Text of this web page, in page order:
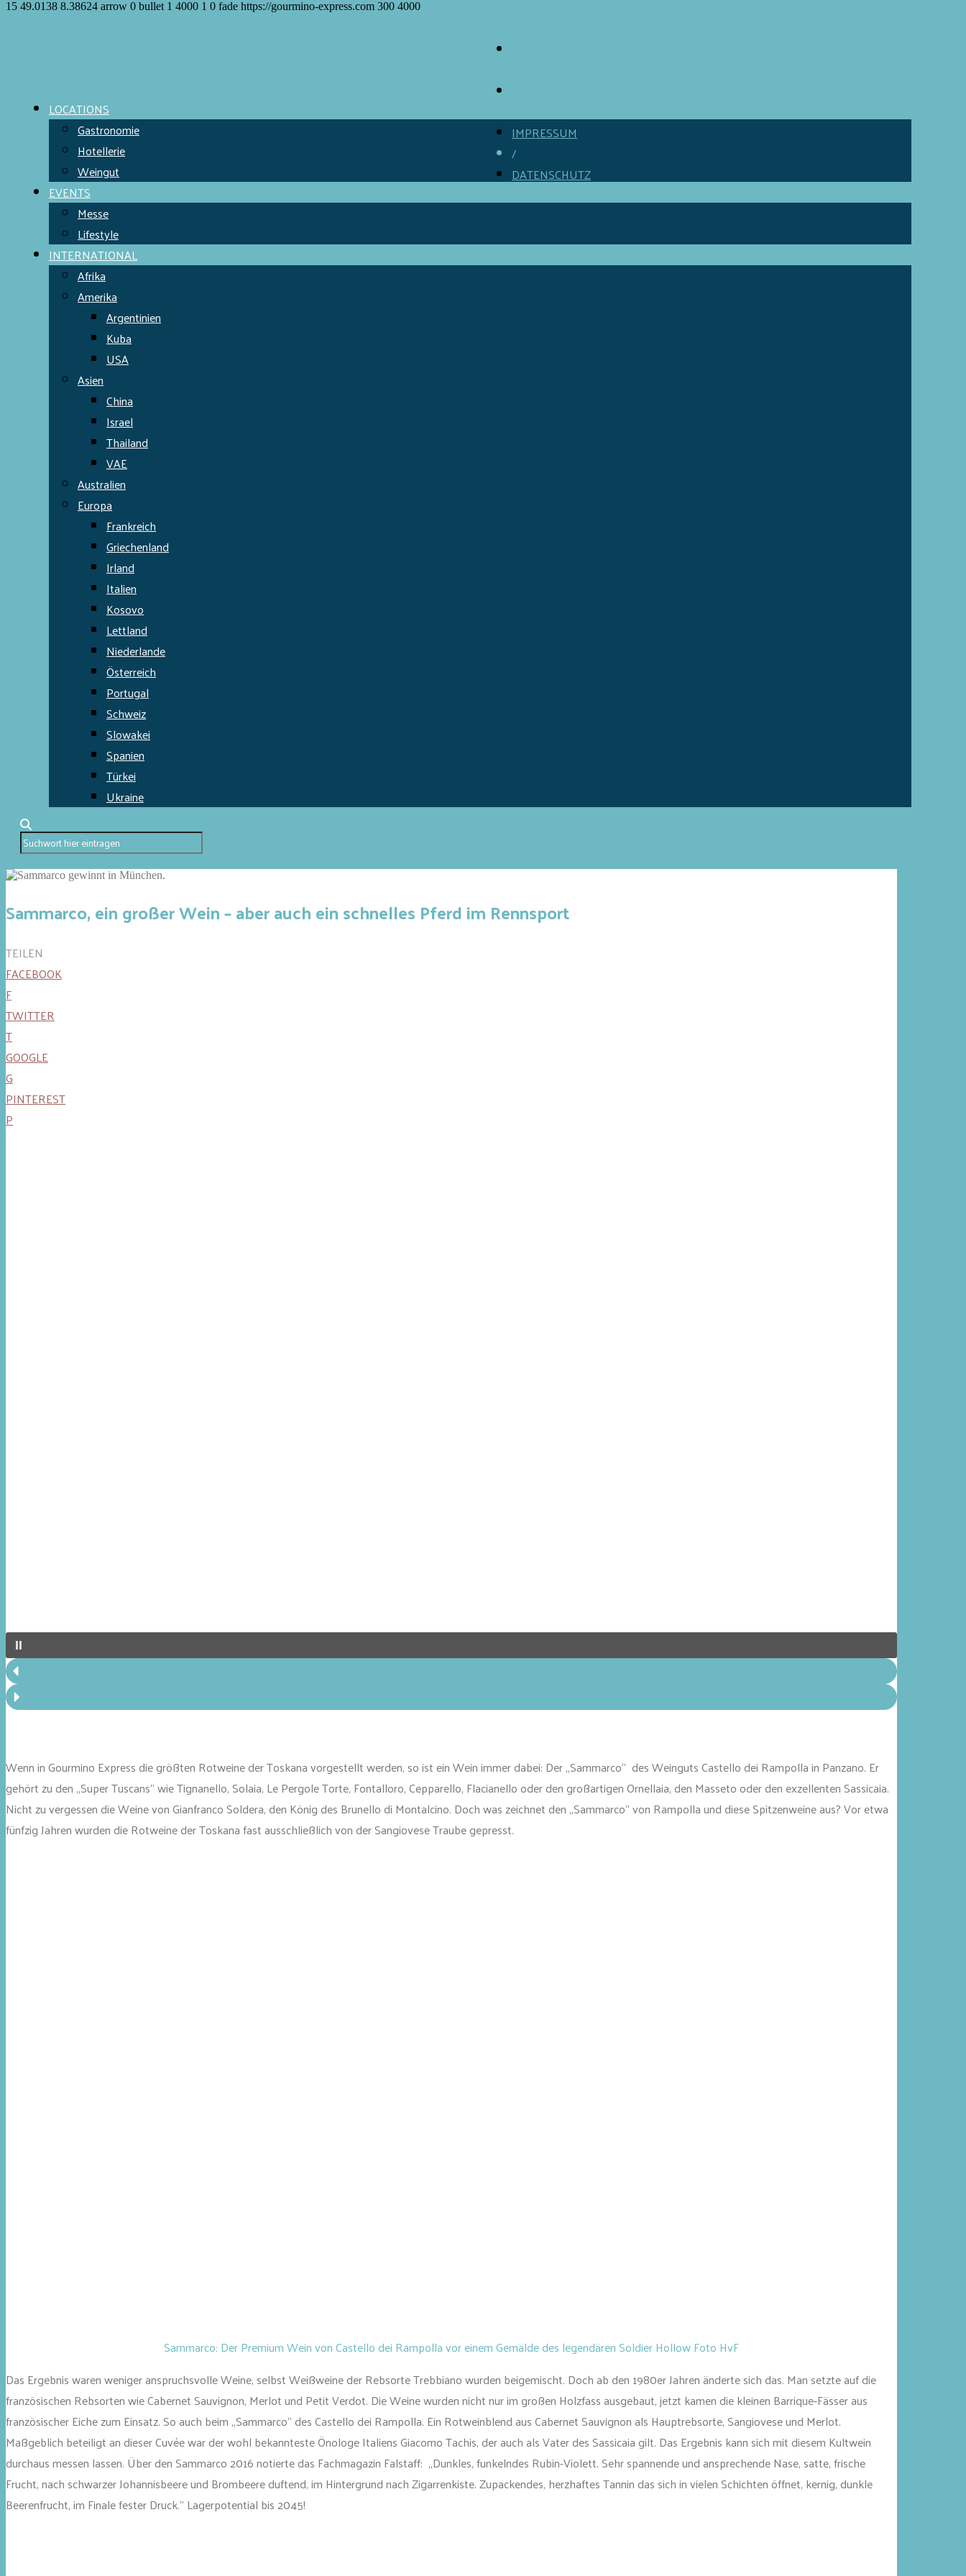
15 49.0138 8.38624 arrow 0 bullet 1 4000 1 0 fade https://gourmino-express.com 300 4000
IMPRESSUM
/
DATENSCHUTZ
LOCATIONS
Gastronomie
Hotellerie
Weingut
EVENTS
Messe
Lifestyle
INTERNATIONAL
Afrika
Amerika
Argentinien
Kuba
USA
Asien
China
Israel
Thailand
VAE
Australien
Europa
Frankreich
Griechenland
Irland
Italien
Kosovo
Lettland
Niederlande
Österreich
Portugal
Schweiz
Slowakei
Spanien
Türkei
Ukraine
Sammarco, ein großer Wein – aber auch ein schnelles Pferd im Rennsport
TEILEN
FACEBOOK
F
TWITTER
T
GOOGLE
G
PINTEREST
P
Wenn in Gourmino Express die größten Rotweine der Toskana vorgestellt werden, so ist ein Wein immer dabei: Der „Sammarco“ des Weinguts Castello dei Rampolla in Panzano. Er
gehört zu den „Super Tuscans“ wie Tignanello, Solaia, Le Pergole Torte, Fontalloro, Cepparello, Flacianello oder den großartigen Ornellaia, den Masseto oder den exzellenten Sassicaia.
Nicht zu vergessen die Weine von Gianfranco Soldera, den König des Brunello di Montalcino. Doch was zeichnet den „Sammarco“ von Rampolla und diese Spitzenweine aus? Vor etwa
fünfzig Jahren wurden die Rotweine der Toskana fast ausschließlich von der Sangiovese Traube gepresst.
Sammarco: Der Premium Wein von Castello dei Rampolla vor einem Gemälde des legendären Soldier Hollow Foto HvF
Das Ergebnis waren weniger anspruchsvolle Weine, selbst Weißweine der Rebsorte Trebbiano wurden beigemischt. Doch ab den 1980er Jahren änderte sich das. Man setzte auf die
französischen Rebsorten wie Cabernet Sauvignon, Merlot und Petit Verdot. Die Weine wurden nicht nur im großen Holzfass ausgebaut, jetzt kamen die kleinen Barrique-Fässer aus
französischer Eiche zum Einsatz. So auch beim „Sammarco“ des Castello dei Rampolla. Ein Rotweinblend aus Cabernet Sauvignon als Hauptrebsorte, Sangiovese und Merlot.
Maßgeblich beteiligt an dieser Cuvée war der wohl bekannteste Önologe Italiens Giacomo Tachis, der auch als Vater des Sassicaia gilt. Das Ergebnis kann sich mit diesem Kultwein
durchaus messen lassen. Über den Sammarco 2016 notierte das Fachmagazin Falstaff: „Dunkles, funkelndes Rubin-Violett. Sehr spannende und ansprechende Nase, satte, frische
Frucht, nach schwarzer Johannisbeere und Brombeere duftend, im Hintergrund nach Zigarrenkiste. Zupackendes, herzhaftes Tannin das sich in vielen Schichten öffnet, kernig, dunkle
Beerenfrucht, im Finale fester Druck.“ Lagerpotential bis 2045!